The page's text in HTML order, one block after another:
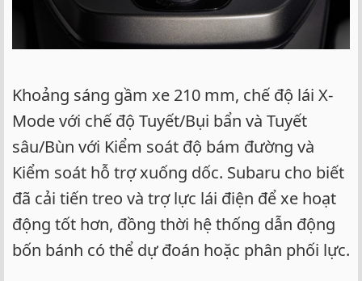
Khoảng sáng gầm xe 210 mm, chế độ lái X-
Mode với chế độ Tuyết/Bụi bẩn và Tuyết
sâu/Bùn với Kiểm soát độ bám đường và
Kiểm soát hỗ trợ xuống dốc. Subaru cho biết
đã cải tiến treo và trợ lực lái điện để xe hoạt
động tốt hơn, đồng thời hệ thống dẫn động
bốn bánh có thể dự đoán hoặc phân phối lực.